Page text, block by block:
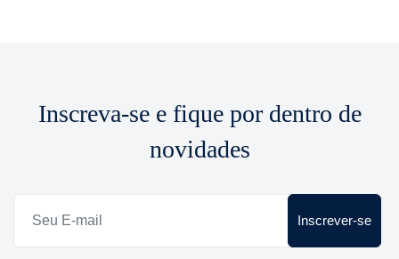
Inscreva-se e fique por dentro de
novidades
Inscrever-se